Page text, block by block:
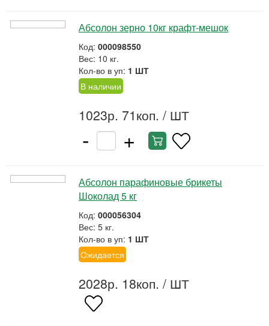
Абсолон зерно 10кг крафт-мешок
Код: 000098550
Вес: 10 кг.
Кол-во в уп: 1 ШТ
В наличии
1023р. 71коп. / ШТ
- +
Абсолон парафиновые брикеты
Шоколад 5 кг
Код: 000056304
Вес: 5 кг.
Кол-во в уп: 1 ШТ
Ожидается
2028р. 18коп. / ШТ